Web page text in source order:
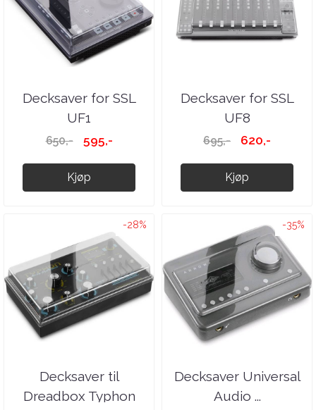
Decksaver for SSL
UF1
650,- 595,-
Kjøp
Decksaver for SSL
UF8
695,- 620,-
Kjøp
-28%
Decksaver til
Dreadbox Typhon
-35%
Decksaver Universal
Audio ...